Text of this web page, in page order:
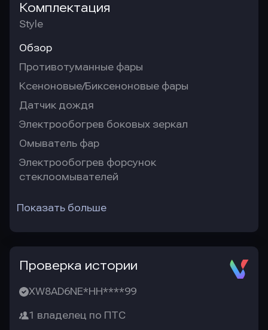
Комплектация
Style
Обзор
Противотуманные фары
Ксеноновые/Биксеноновые фары
Датчик дождя
Электрообогрев боковых зеркал
Омыватель фар
Электрообогрев форсунок
стеклоомывателей
Показать больше
Проверка истории
XW8AD6NE*HH****99
1 владелец по ПТС